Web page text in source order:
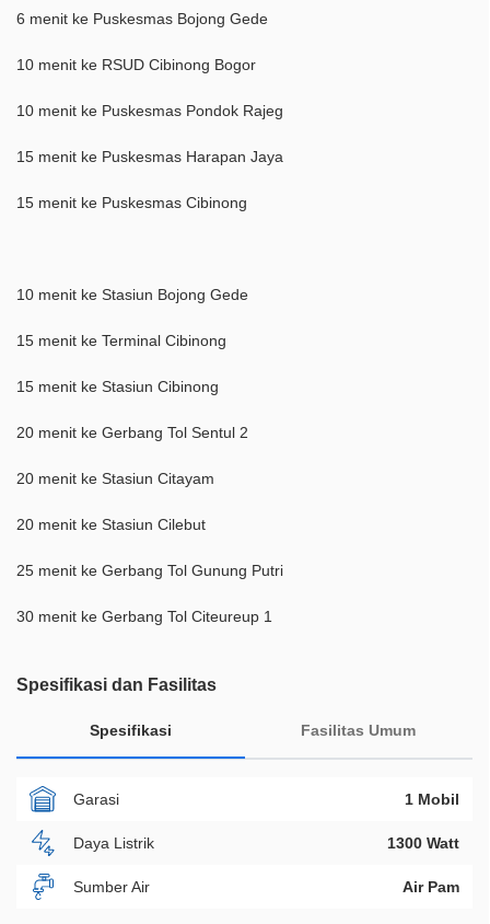
6 menit ke Puskesmas Bojong Gede
10 menit ke RSUD Cibinong Bogor
10 menit ke Puskesmas Pondok Rajeg
15 menit ke Puskesmas Harapan Jaya
15 menit ke Puskesmas Cibinong
10 menit ke Stasiun Bojong Gede
15 menit ke Terminal Cibinong
15 menit ke Stasiun Cibinong
20 menit ke Gerbang Tol Sentul 2
20 menit ke Stasiun Citayam
20 menit ke Stasiun Cilebut
25 menit ke Gerbang Tol Gunung Putri
30 menit ke Gerbang Tol Citeureup 1
Spesifikasi dan Fasilitas
Spesifikasi Fasilitas Umum
Garasi 1 Mobil
Daya Listrik 1300 Watt
Sumber Air Air Pam